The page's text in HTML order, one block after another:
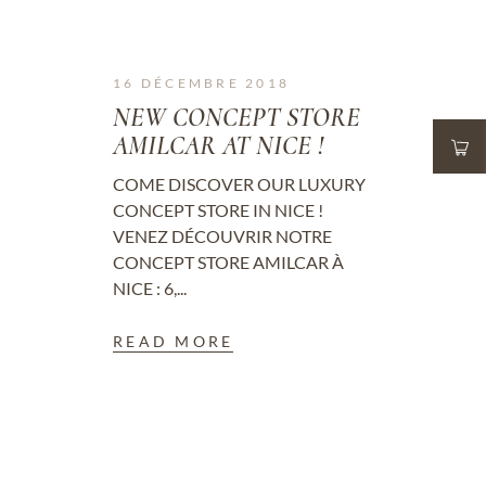
16 DÉCEMBRE 2018
NEW CONCEPT STORE
AMILCAR AT NICE !
COME DISCOVER OUR LUXURY
CONCEPT STORE IN NICE !
VENEZ DÉCOUVRIR NOTRE
CONCEPT STORE AMILCAR À
NICE : 6,...
READ MORE